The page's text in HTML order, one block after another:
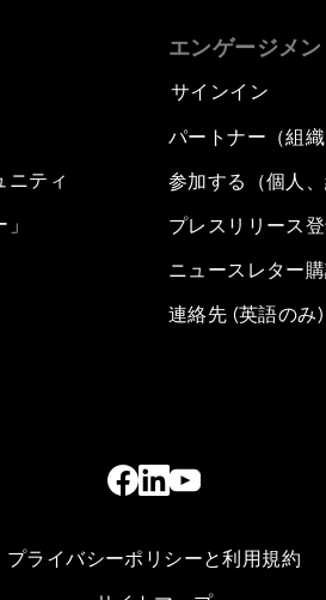
ニティ
エンゲージメン
サインイン
パートナー（組
参加する（個人、
プレスリリース
ニュースレター
連絡先 (英語のみ)
プライバシーポリシーと利用規約